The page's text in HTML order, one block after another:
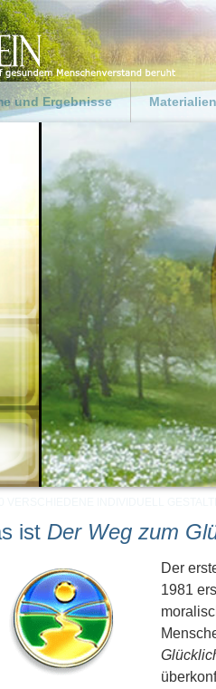
und Ergebnisse
für Fachkräfte im
ein gutes Beispiel
der ganzen Welt
zum
ist Der Weg zum
Der
1981